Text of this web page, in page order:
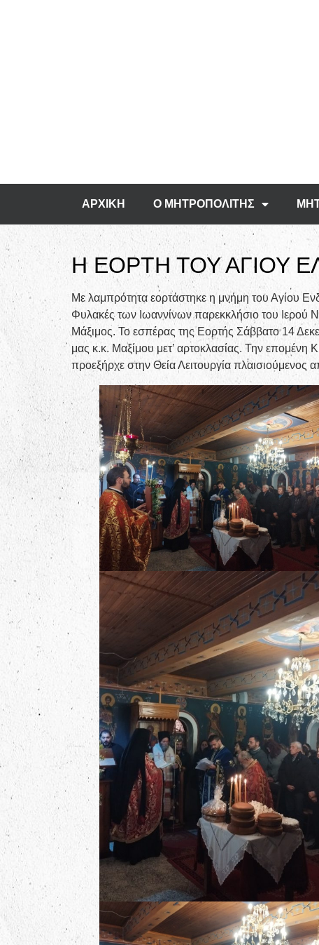
ΑΡΧΙΚΗ Ο ΜΗΤΡΟΠΟΛΙΤΗΣ
Η ΕΟΡΤΗ ΤΟΥ ΑΓΙΟΥ
Με λαμπρότητα εορτάστηκε η μνήμη του Αγίου
Φυλακές των Ιωαννίνων παρεκκλήσιο του Ιερού
Μάξιμος. Το εσπέρας της Εορτής Σάββατο 14
μας κ.κ. Μαξίμου μετ’ αρτοκλασίας. Την
προεξήρχε στην Θεία Λειτουργία πλαισιούμενος